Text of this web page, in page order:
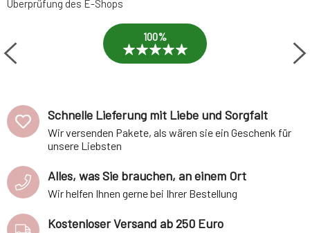
Überprüfung des E-Shops
100%
Schnelle Lieferung mit Liebe und Sorgfalt
Wir versenden Pakete, als wären sie ein Geschenk für
unsere Liebsten
Alles, was Sie brauchen, an einem Ort
Wir helfen Ihnen gerne bei Ihrer Bestellung
Kostenloser Versand ab 250 Euro